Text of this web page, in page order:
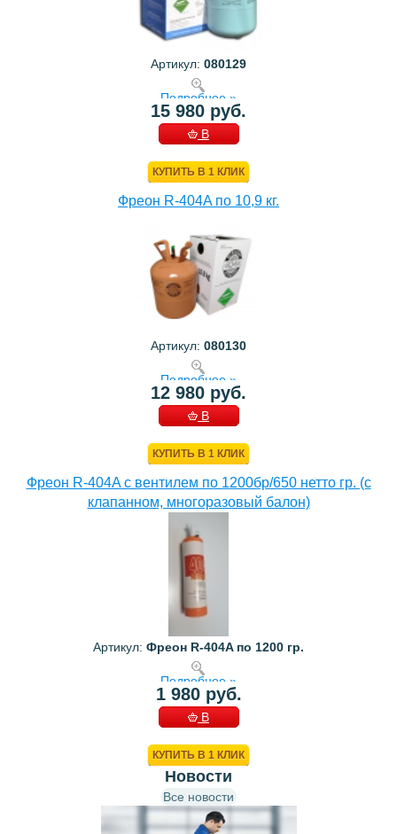
Артикул: 080129
Подробнее »
15 980 руб.
В
КУПИТЬ В 1 КЛИК
Фреон R-404A по 10,9 кг.
Артикул: 080130
Подробнее »
12 980 руб.
В
КУПИТЬ В 1 КЛИК
Фреон R-404A с вентилем по 1200бр/650 нетто гр. (с
клапанном, многоразовый балон)
Артикул: Фреон R-404A по 1200 гр.
Подробнее »
1 980 руб.
В
КУПИТЬ В 1 КЛИК
Новости
Все новости